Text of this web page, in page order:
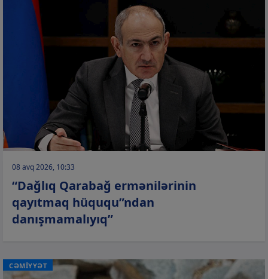
08 avq 2026, 10:33
“Dağlıq Qarabağ ermənilərinin
qayıtmaq hüququ”ndan
danışmamalıyıq”
CƏMİYYƏT